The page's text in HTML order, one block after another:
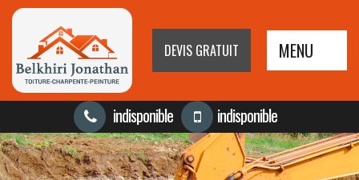
DEVIS GRATUIT MENU
indisponible indisponible